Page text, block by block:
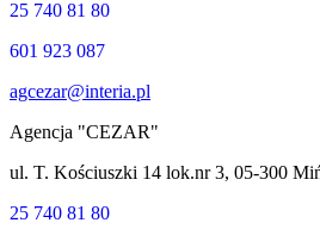
25 740 81 80
601 923 087
agcezar@interia.pl
Agencja "CEZAR"
ul. T. Kościuszki 14 lok.nr 3, 05-300
25 740 81 80